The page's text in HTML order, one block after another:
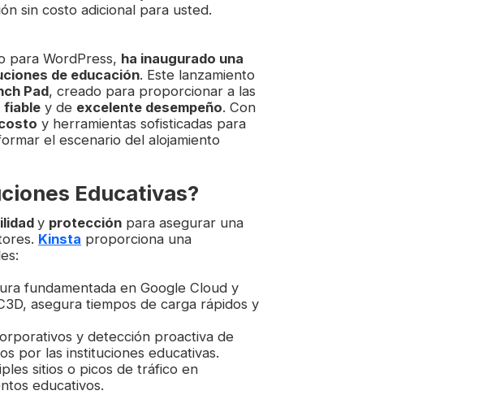
sin costo adicional para usted.
para WordPress, ha inaugurado una
de educación. Este lanzamiento
Pad, creado para proporcionar a las
fiable y de excelente desempeño. Con
y herramientas sofisticadas para
el escenario del alojamiento
Educativas?
y protección para asegurar una
Kinsta proporciona una
fundamentada en Google Cloud y
asegura tiempos de carga rápidos y
y detección proactiva de
por las instituciones educativas.
sitios o picos de tráfico en
educativos.